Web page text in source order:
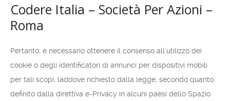
Codere Italia – Società Per Azioni –
Roma
Pertanto, è necessario ottenere il consenso all’utilizzo dei
cookie o degli identificatori di annunci per dispositivi mobili
per tali scopi, laddove richiesto dalla legge, secondo quanto
definito dalla direttiva e-Privacy in alcuni paesi dello Spazio